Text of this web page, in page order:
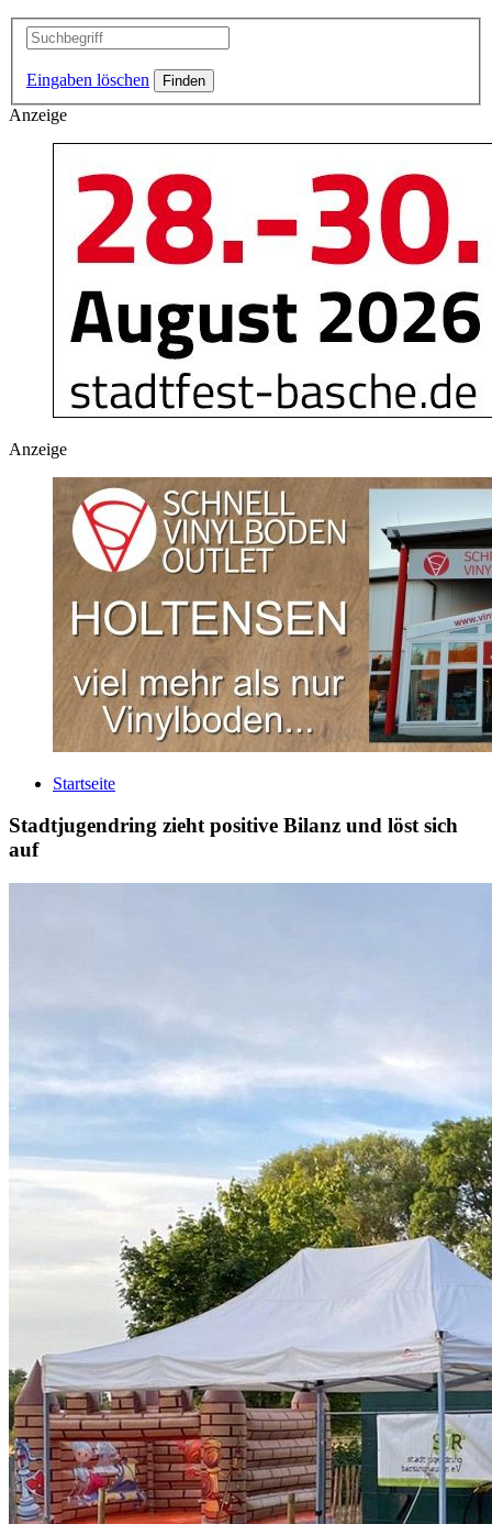
Eingaben löschen
Anzeige
Anzeige
Startseite
Stadtjugendring zieht positive Bilanz und löst sich
auf